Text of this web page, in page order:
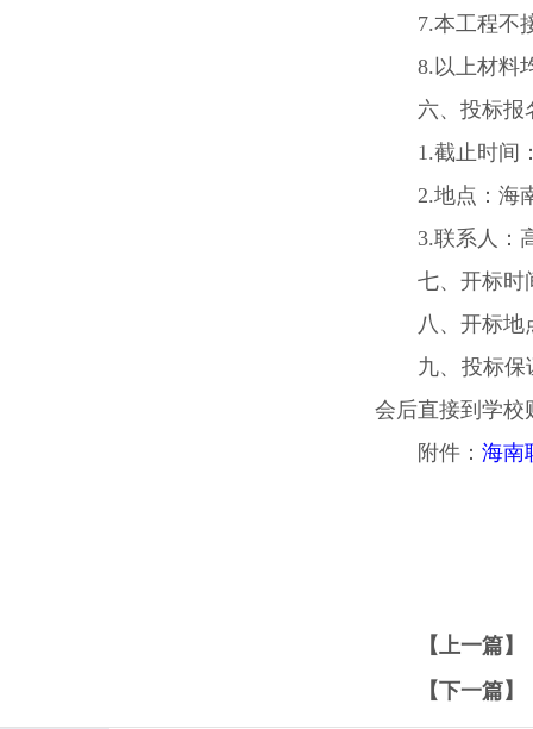
7.本工程不
8.以上材料
六、投标报
1.截止时间
2.地点：海
3.联系人：
七、开标时
八、开标地
九、投标
会后直接到学校
附件： 海南
【上一篇】
【下一篇】